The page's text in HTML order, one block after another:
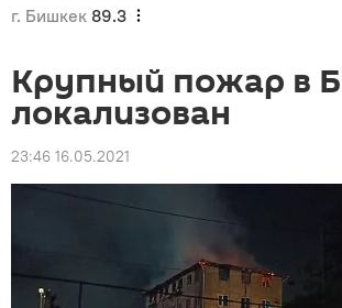
г. Бишкек 89.3
Крупный пожар в
локализован
23:46 16.05.2021